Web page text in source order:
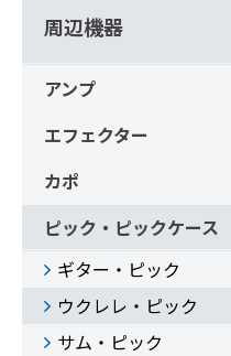
周辺機器
アンプ
エフェクター
カポ
ピック・ピックケース
ギター・ピック
ウクレレ・ピック
サム・ピック